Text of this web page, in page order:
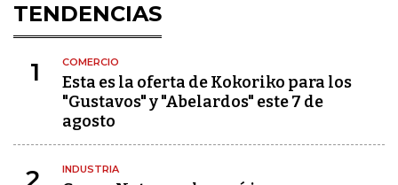
TENDENCIAS
1 COMERCIO
Esta es la oferta de Kokoriko para los
"Gustavos" y "Abelardos" este 7 de
agosto
2 INDUSTRIA